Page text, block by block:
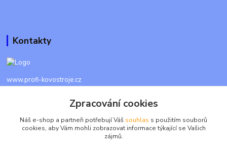
Kontakty
www.profi-kovostroje.cz
+420 605 017 866
Každý den 8 - 20 hod - SMS kdykoliv
Zpracování cookies
Náš e-shop a partneři potřebují Váš souhlas s použitím souborů
cookies, aby Vám mohli zobrazovat informace týkající se Vašich
zájmů.